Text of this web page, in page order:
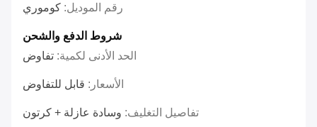
رقم الموديل: كوموري
شروط الدفع والشحن
الحد الأدنى لكمية: تفاوض
الأسعار: قابل للتفاوض
تفاصيل التغليف: وسادة عازلة + كرتون